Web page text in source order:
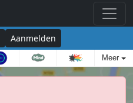
Aanmelden
Meer